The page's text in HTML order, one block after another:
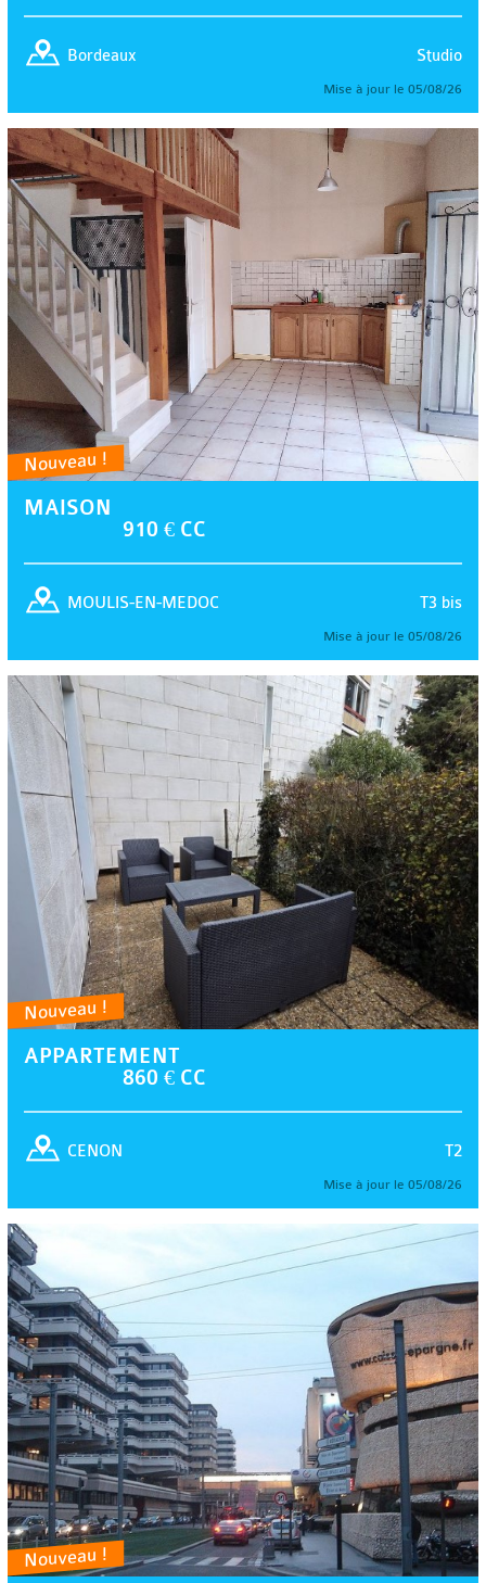
Studio
Bordeaux
Mise à jour le 05/08/26
Nouveau !
MAISON
910 € CC
T3 bis
MOULIS-EN-MEDOC
Mise à jour le 05/08/26
Nouveau !
APPARTEMENT
860 € CC
T2
CENON
Mise à jour le 05/08/26
Nouveau !